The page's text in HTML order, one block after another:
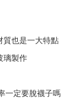
質也是一大特點
璃製作
一定要脫襪子嗎